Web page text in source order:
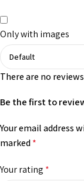
Only with images
There are no
Be the first to
Your email address
marked*
Your rating *